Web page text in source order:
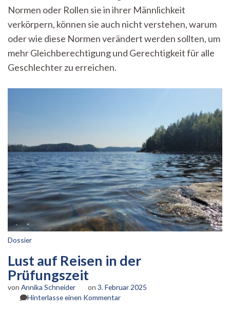
wie
Männer
vom
Feminismus
profitieren
Normen oder Rollen sie in ihrer Männlichkeit
verkörpern, können sie auch nicht verstehen, warum
oder wie diese Normen verändert werden sollten, um
mehr Gleichberechtigung und Gerechtigkeit für alle
Geschlechter zu erreichen.
Dossier
Lust auf Reisen in der
Prüfungszeit
von Annika Schneider on 3. Februar 2025
Hinterlasse einen Kommentarzu